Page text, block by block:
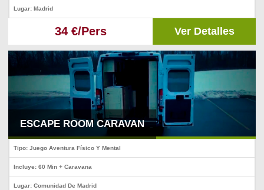
Lugar: Madrid
34 €/Pers Ver Detalles
ESCAPE ROOM CARAVAN
Tipo: Juego Aventura Físico Y Mental
Incluye: 60 Min + Caravana
Lugar: Comunidad De Madrid